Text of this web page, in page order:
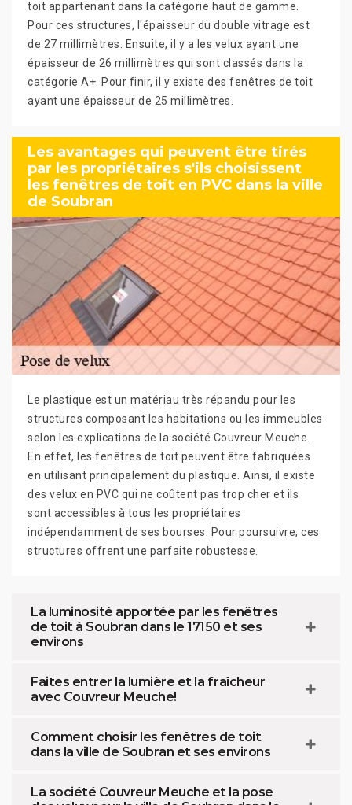
toit appartenant dans la catégorie haut de gamme.
Pour ces structures, l'épaisseur du double vitrage est
de 27 millimètres. Ensuite, il y a les velux ayant une
épaisseur de 26 millimètres qui sont classés dans la
catégorie A+. Pour finir, il y existe des fenêtres de toit
ayant une épaisseur de 25 millimètres.
Les avantages qui peuvent être tirés
par les propriétaires s'ils choisissent
les fenêtres de toit en PVC dans la ville
de Soubran
Le plastique est un matériau très répandu pour les
structures composant les habitations ou les immeubles
selon les explications de la société Couvreur Meuche.
En effet, les fenêtres de toit peuvent être fabriquées
en utilisant principalement du plastique. Ainsi, il existe
des velux en PVC qui ne coûtent pas trop cher et ils
sont accessibles à tous les propriétaires
indépendamment de ses bourses. Pour poursuivre, ces
structures offrent une parfaite robustesse.
La luminosité apportée par les fenêtres
de toit à Soubran dans le 17150 et ses
environs
Faites entrer la lumière et la fraîcheur
avec Couvreur Meuche!
Comment choisir les fenêtres de toit
dans la ville de Soubran et ses environs
La société Couvreur Meuche et la pose